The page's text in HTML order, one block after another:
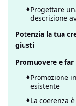
Progettare
descrizione
Potenzia la tua
giusti
Promuovere e far
Promozione
esistente
La coerenza